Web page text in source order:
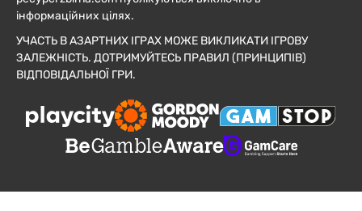
інформаційних цілях.
УЧАСТЬ В АЗАРТНИХ ІГРАХ МОЖЕ ВИКЛИКАТИ ІГРОВУ
ЗАЛЕЖНІСТЬ. ДОТРИМУЙТЕСЬ ПРАВИЛ (ПРИНЦИПІВ)
ВІДПОВІДАЛЬНОЇ ГРИ.